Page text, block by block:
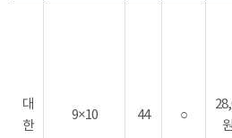
대
한
9×10 44 ○
원